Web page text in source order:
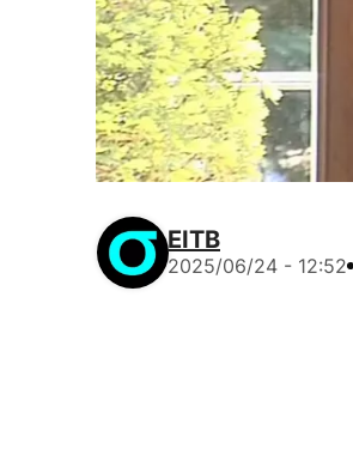
EITB
2025/06/24 - 12:52